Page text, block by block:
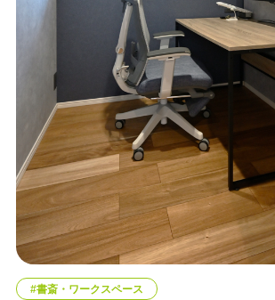
#書斎・ワークスペース